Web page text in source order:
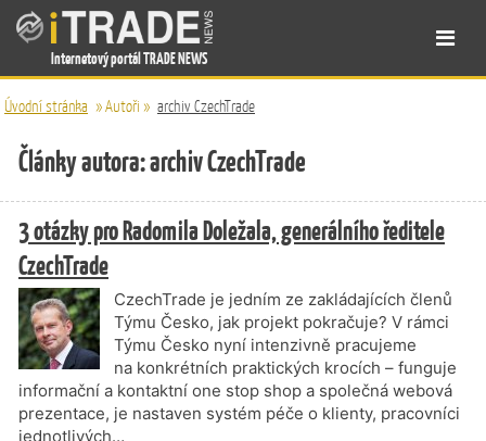
Internetový portál TRADE NEWS
Úvodní stránka »Autoři » archiv CzechTrade
Články autora: archiv CzechTrade
3 otázky pro Radomila Doležala, generálního ředitele
CzechTrade
CzechTrade je jedním ze zakládajících členů
Týmu Česko, jak projekt pokračuje? V rámci
Týmu Česko nyní intenzivně pracujeme
na konkrétních praktických krocích – funguje
informační a kontaktní one stop shop a společná webová
prezentace, je nastaven systém péče o klienty, pracovníci
jednotlivých…